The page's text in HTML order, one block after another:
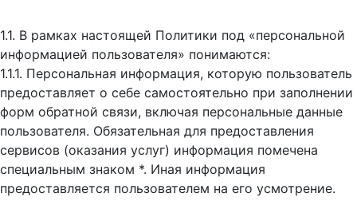
1.1. В рамках настоящей Политики под «персональной
информацией пользователя» понимаются:
1.1.1. Персональная информация, которую пользователь
предоставляет о себе самостоятельно при заполнении
форм обратной связи, включая персональные данные
пользователя. Обязательная для предоставления
сервисов (оказания услуг) информация помечена
специальным знаком *. Иная информация
предоставляется пользователем на его усмотрение.